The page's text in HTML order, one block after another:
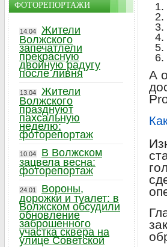
А
ФОТОРЕПОРТАЖИ
14.04
Жители
Волжского
запечатлели
прекрасную
двойную радугу
после ливня
13.04
Жители
Волжского
празднуют
пахсальную
неделю:
фоторепортаж
10.04
В Волжском
зацвела весна:
фоторепортаж
24.01
Вороны,
дорожки и туалет: в
Волжском обсудили
обновление
заброшенного
участка сквера на
улице Советской